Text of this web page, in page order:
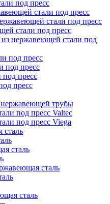
под пресс
стали под пресс
стали под пресс
стали под пресс
нержавеющей стали под
под пресс
под пресс
пресс
пресс
нержавеющей трубы
под пресс Valtec
под пресс Viega
сталь
сталь
сталь
сталь